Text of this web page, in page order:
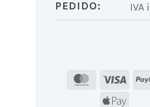
PEDIDO:
IVA
MasterCard
Visa
Apple